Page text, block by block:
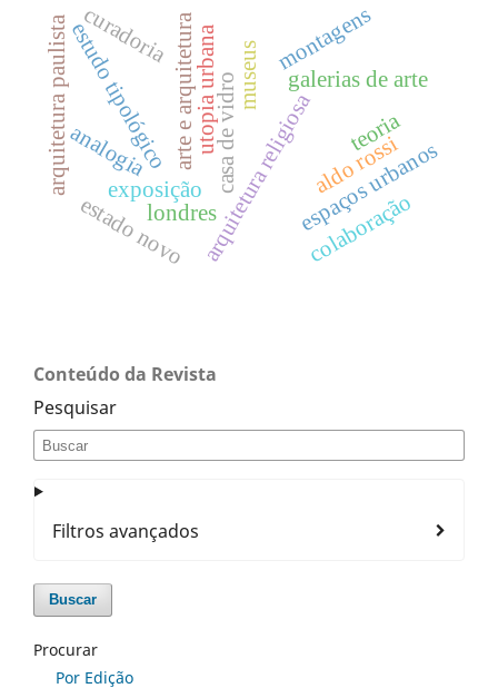
arquitetura religiosa
arte e arquitetura museus galerias de arte
montagens
casa de vidro
exposição
londres
estudo tipológico
estado novo
analogia aldo rossi
espaços urbanos
colaboração
curadoria
arquitetura paulista utopia urbana teoria
Conteúdo da Revista
Pesquisar
Filtros avançados
Buscar
Procurar
Por Edição